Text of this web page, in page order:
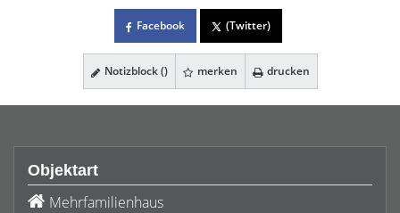
Facebook (Twitter)
Notizblock () merken drucken
Objektart
Mehrfamilienhaus